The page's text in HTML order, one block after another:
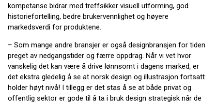
kompetanse bidrar med treffsikker visuell utforming, god
historiefortelling, bedre brukervennlighet og høyere
markedsverdi for produktene.
– Som mange andre bransjer er også designbransjen for tiden
preget av nedgangstider og færre oppdrag. Når vi vet hvor
vanskelig det kan være å drive lønnsomt i dagens marked, er
det ekstra gledelig å se at norsk design og illustrasjon fortsatt
holder høyt nivå! I tillegg er det stas å se at både privat og
offentlig sektor er gode til å ta i bruk design strategisk når de